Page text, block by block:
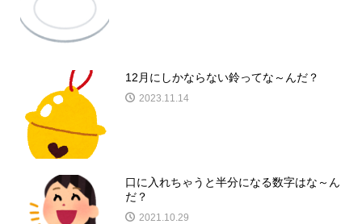
12月にしかならない鈴ってな～んだ？
2023.11.14
口に入れちゃうと半分になる数字はな～ん
だ？
2021.10.29